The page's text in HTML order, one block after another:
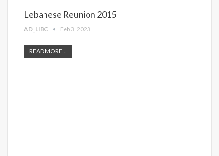
Lebanese Reunion 2015
AD_LIBC Feb 3, 2023
READ MORE...